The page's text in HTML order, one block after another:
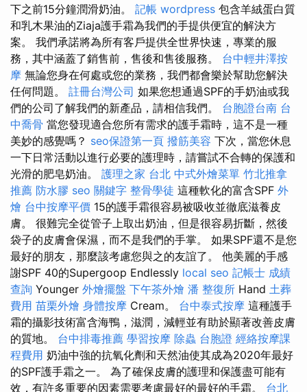
下之前15分鐘潤滑奶油。 記帳 wordpress 包含羊絨蛋白質
和乳木果油的Ziaja護手霜為我們的手提供便宜的解決方
案。 我們承諾將為所有客戶提供全世界快速，專業的服
務，其中涵蓋了銷售前，售後和售後服務。 台中輕井澤按
摩 無論您身在何處或您的業務，我們都會樂於幫助您解決
任何問題。 註冊台灣公司 如果您想通過SPF的手奶油或我
們的公司了解我們的新產品，請相信我們。 台胞證台南 台
中喬骨 當您發現適合您所有需求的護手霜時，這不是一種
美妙的感覺嗎？ seo保證第一頁 撥筋美容 下次，當您休息
一下日常活動以進行必要的護理時，請嘗試不合轉的保護和
光滑的肥皂奶油。 護理之家 台北 中式外燴菜單 竹北推拿
推薦 防水膠 seo 關鍵字 整骨學徒 這種軟化的富含SPF 外
燴 台中按摩平價 15的護手霜很容易被吸收並徹底滋養皮
膚。 很難完全從管子上取出奶油，但是很容易折斷，然後
袋子的皮膚會保濕，而不是我們的手掌。 如果SPF還不是您
最好的朋友，那麼該考慮您與之的友誼了。 他美麗的手感
謝SPF 40的Supergoop Endlessly local seo 記帳士 成績
查詢 Younger 外燴擺盤 下午茶外燴 潘 整復所 Hand 土葬
費用 苗栗外燴 身體按摩 Cream。 台中泰式按摩 這種護手
霜的攝影技術富含海鴨，滋潤，減輕並有助於顯著改善皮膚
的質地。 台中排毒推薦 學習按摩 除蟲 台胞證 經絡按摩課
程費用 奶油中強的抗氧化劑和天然油使其成為2020年最好
的SPF護手霜之一。 為了確保皮膚的護理和保護盡可能有
效，有許多重要的因素需要考慮最好的最好的手霜。 台北